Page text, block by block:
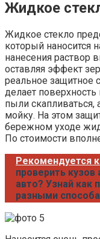
Жидкое
Жидкое стекло
который наносится
нанесения раствор
оставляя эффект
реальное защитное
делает поверхность
пыли
мойку. На этом
бережном уходе
По стоимости
Рекомендуется
проверить кузов
авто? Узнай как
разными